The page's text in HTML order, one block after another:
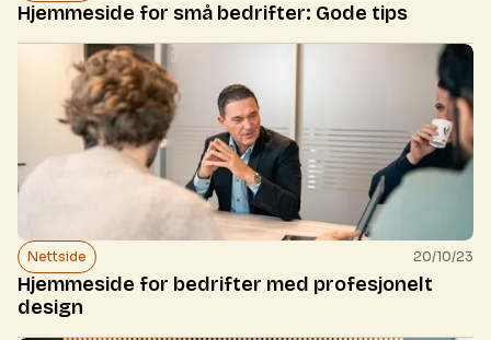
Hjemmeside for små bedrifter: Gode tips
Nettside 20/10/23
Hjemmeside for bedrifter med profesjonelt
design